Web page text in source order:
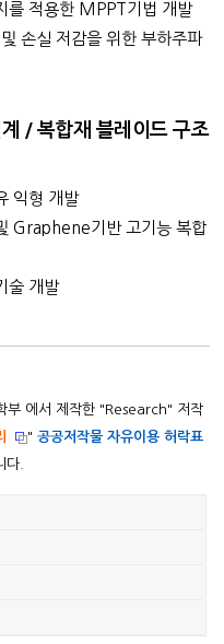
를 적용한 MPPT기법 개발
손실 저감을 위한 부하주파
/ 복합재 블레이드 구조
익형 개발
Graphene기반 고기능 복합
술 개발
부 에서 제작한 "Research" 저작
"공공저작물 자유이용 허락표
다.